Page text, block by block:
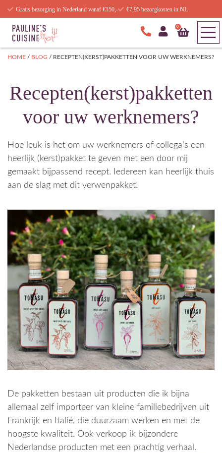
Gratis bezorging in Nederland vanaf €150,- €7,95 bezorgkosten in NL
0
HOME / BLOG / RECEPTEN(KERST)PAKKETTEN VOOR UW WERKNEMERS?
Recepten(kerst)pakketten
voor uw werknemers?
Hoe leuk is het om uw werknemers of collega’s een
heerlijk (kerst)pakket te geven met een door mij
gemaakt bijpassend recept. Iedereen kan heerlijk thuis
aan de slag met dit verwenpakket!
De pakketten bestaan uit producten die ik bijna
allemaal zelf importeer van kleine familiebedrijven uit
Frankrijk en Italië, die duurzaam werken en met de
hoogste kwaliteit. Ook verkoop ik bijzondere
Nederlandse producten met een prachtig verhaal.